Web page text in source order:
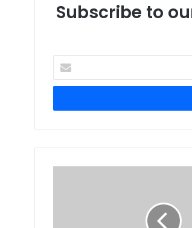
Subscribe to
t
r
u